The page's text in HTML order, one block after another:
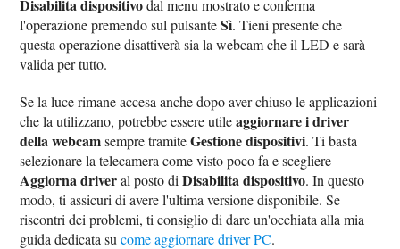
Disabilita dispositivodal menu mostrato e conferma
l'operazione premendo sul pulsanteSì. Tieni presente che
questa operazione disattiverà sia la webcam che il LED e sarà
valida per tutto.
Se la luce rimane accesa anche dopo aver chiuso le applicazioni
che la utilizzano, potrebbe essere utileaggiornare i driver
della webcamsempre tramiteGestione dispositivi. Ti basta
selezionare la telecamera come visto poco fa e scegliere
Aggiorna driveral posto diDisabilita dispositivo. In questo
modo, ti assicuri di avere l'ultima versione disponibile. Se
riscontri dei problemi, ti consiglio di dare un'occhiata alla mia
guida dedicata sucome aggiornare driver PC.